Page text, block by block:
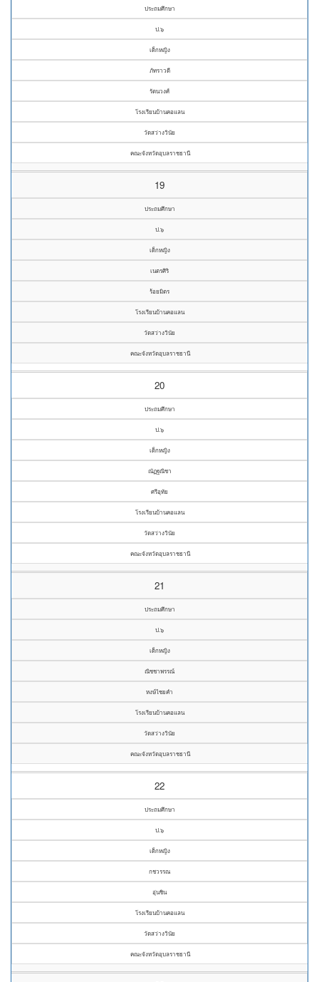
ประถมศึกษา
ป.๖
เด็กหญิง
ภัทราวดี
รัตนวงศ์
โรงเรียนบ้านคอแลน
วัดสว่างวินัย
คณะจังหวัดอุบลราชธานี
19
ประถมศึกษา
ป.๖
เด็กหญิง
เนตรศิริ
ร้อยมิตร
โรงเรียนบ้านคอแลน
วัดสว่างวินัย
คณะจังหวัดอุบลราชธานี
20
ประถมศึกษา
ป.๖
เด็กหญิง
ณัฏฐณิชา
ศรีอุทัย
โรงเรียนบ้านคอแลน
วัดสว่างวินัย
คณะจังหวัดอุบลราชธานี
21
ประถมศึกษา
ป.๖
เด็กหญิง
ณิชชาพรรณ์
หงษ์ไชยคำ
โรงเรียนบ้านคอแลน
วัดสว่างวินัย
คณะจังหวัดอุบลราชธานี
22
ประถมศึกษา
ป.๖
เด็กหญิง
กชวรรณ
อุ่นชิน
โรงเรียนบ้านคอแลน
วัดสว่างวินัย
คณะจังหวัดอุบลราชธานี